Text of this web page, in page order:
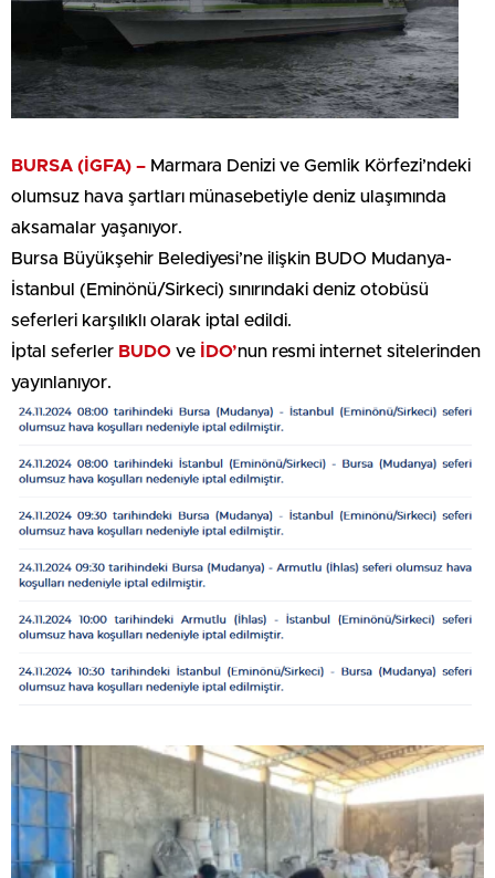
BURSA (İGFA) – Marmara Denizi ve Gemlik Körfezi’ndeki
olumsuz hava şartları münasebetiyle deniz ulaşımında
aksamalar yaşanıyor.
Bursa Büyükşehir Belediyesi’ne ilişkin BUDO Mudanya-
İstanbul (Eminönü/Sirkeci) sınırındaki deniz otobüsü
seferleri karşılıklı olarak iptal edildi.
İptal seferler BUDO ve İDO’nun resmi internet sitelerinden
yayınlanıyor.